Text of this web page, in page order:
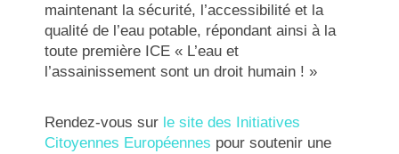
maintenant la sécurité, l’accessibilité et la
qualité de l’eau potable, répondant ainsi à la
toute première ICE « L’eau et
l’assainissement sont un droit humain ! »
Rendez-vous sur le site des Initiatives
Citoyennes Européennes pour soutenir une